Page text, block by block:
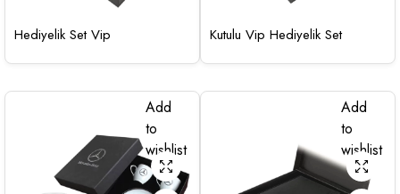
Hediyelik Set Vip Kutulu Vip Hediyelik Set
Add
to
wishlist
Add
to
wishlist